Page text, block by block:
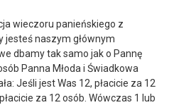
wieczoru panieńskiego z
jesteś naszym głównym
dbamy tak samo jak o Pannę
Panna Młoda i Świadkowa
Jeśli jest Was 12, płacicie za 12
za 12 osób. Wówczas 1 lub